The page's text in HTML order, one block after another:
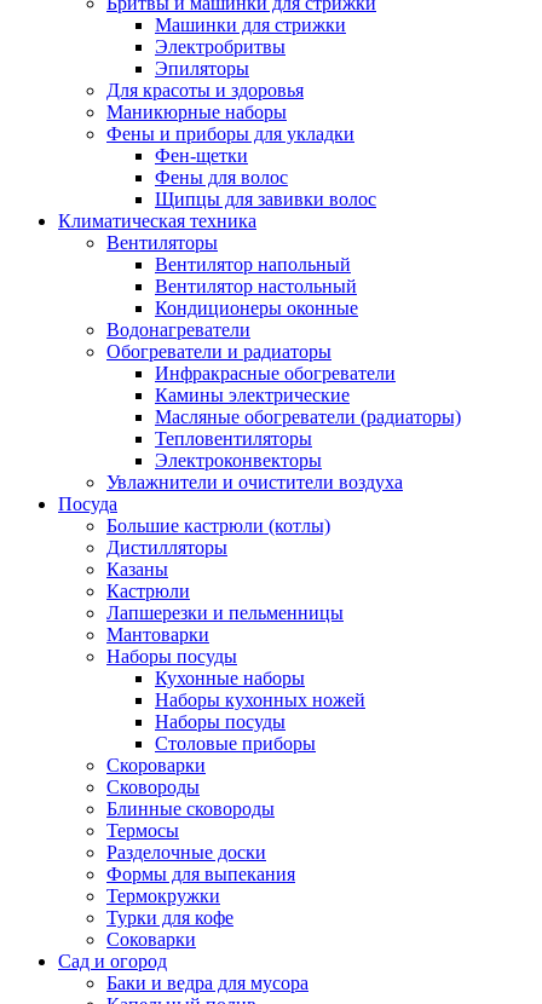
Машинки для стрижки
Электробритвы
Эпиляторы
Для красоты и здоровья
Маникюрные наборы
Фены и приборы для укладки
Фен-щетки
Фены для волос
Щипцы для завивки волос
Климатическая техника
Вентиляторы
Вентилятор напольный
Вентилятор настольный
Кондиционеры оконные
Водонагреватели
Обогреватели и радиаторы
Инфракрасные обогреватели
Камины электрические
Масляные обогреватели (радиаторы)
Тепловентиляторы
Электроконвекторы
Увлажнители и очистители воздуха
Посуда
Большие кастрюли (котлы)
Дистилляторы
Казаны
Кастрюли
Лапшерезки и пельменницы
Мантоварки
Наборы посуды
Кухонные наборы
Наборы кухонных ножей
Наборы посуды
Столовые приборы
Скороварки
Сковороды
Блинные сковороды
Термосы
Разделочные доски
Формы для выпекания
Термокружки
Турки для кофе
Соковарки
Сад и огород
Баки и ведра для мусора